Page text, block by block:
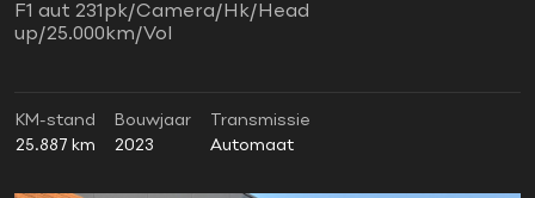
F1 aut 231pk/Camera/Hk/Head
up/25.000km/Vol
KM-stand
25.887 km
Bouwjaar
2023
Transmissie
Automaat